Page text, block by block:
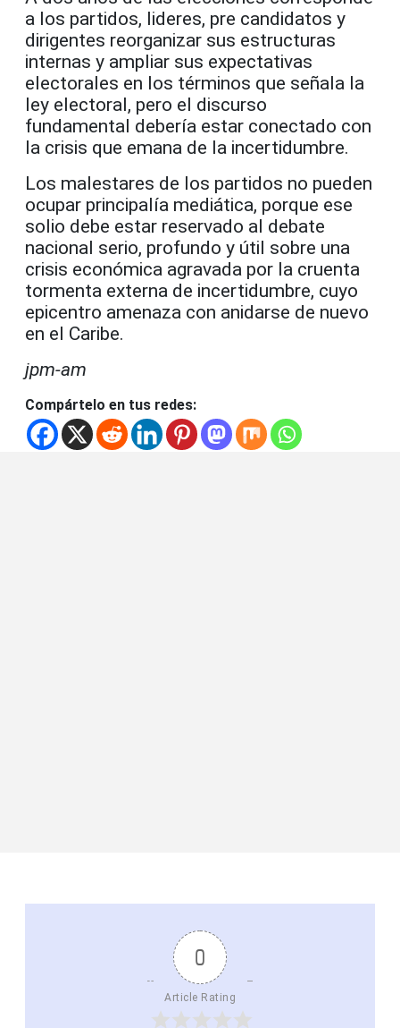
a los partidos, lideres, pre candidatos y
dirigentes reorganizar sus estructuras
internas y ampliar sus expectativas
electorales en los términos que señala la
ley electoral, pero el discurso
fundamental debería estar conectado con
la crisis que emana de la incertidumbre.
Los malestares de los partidos no pueden
ocupar principalía mediática, porque ese
solio debe estar reservado al debate
nacional serio, profundo y útil sobre una
crisis económica agravada por la cruenta
tormenta externa de incertidumbre, cuyo
epicentro amenaza con anidarse de nuevo
en el Caribe.
jpm-am
Compártelo en tus redes:
0
Article Rating